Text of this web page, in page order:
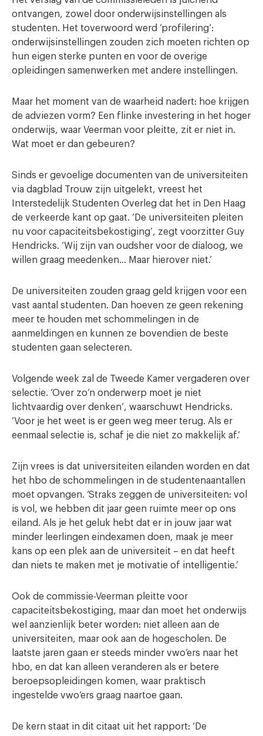
ontvangen, zowel door onderwijsinstellingen als
studenten. Het toverwoord werd ‘profilering’:
onderwijsinstellingen zouden zich moeten richten op
hun eigen sterke punten en voor de overige
opleidingen samenwerken met andere instellingen.
Maar het moment van de waarheid nadert: hoe krijgen
de adviezen vorm? Een flinke investering in het hoger
onderwijs, waar Veerman voor pleitte, zit er niet in.
Wat moet er dan gebeuren?
Sinds er gevoelige documenten van de universiteiten
via dagblad Trouw zijn uitgelekt, vreest het
Interstedelijk Studenten Overleg dat het in Den Haag
de verkeerde kant op gaat. ‘De universiteiten pleiten
nu voor capaciteitsbekostiging’, zegt voorzitter Guy
Hendricks. ‘Wij zijn van oudsher voor de dialoog, we
willen graag meedenken… Maar hierover niet.’
De universiteiten zouden graag geld krijgen voor een
vast aantal studenten. Dan hoeven ze geen rekening
meer te houden met schommelingen in de
aanmeldingen en kunnen ze bovendien de beste
studenten gaan selecteren.
Volgende week zal de Tweede Kamer vergaderen over
selectie. ‘Over zo’n onderwerp moet je niet
lichtvaardig over denken’, waarschuwt Hendricks.
‘Voor je het weet is er geen weg meer terug. Als er
eenmaal selectie is, schaf je die niet zo makkelijk af.’
Zijn vrees is dat universiteiten eilanden worden en dat
het hbo de schommelingen in de studentenaantallen
moet opvangen. ‘Straks zeggen de universiteiten: vol
is vol, we hebben dit jaar geen ruimte meer op ons
eiland. Als je het geluk hebt dat er in jouw jaar wat
minder leerlingen eindexamen doen, maak je meer
kans op een plek aan de universiteit – en dat heeft
dan niets te maken met je motivatie of intelligentie.’
Ook de commissie-Veerman pleitte voor
capaciteitsbekostiging, maar dan moet het onderwijs
wel aanzienlijk beter worden: niet alleen aan de
universiteiten, maar ook aan de hogescholen. De
laatste jaren gaan er steeds minder vwo’ers naar het
hbo, en dat kan alleen veranderen als er betere
beroepsopleidingen komen, waar praktisch
ingestelde vwo’ers graag naartoe gaan.
De kern staat in dit citaat uit het rapport: ‘De